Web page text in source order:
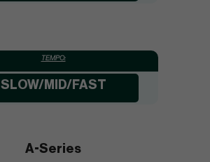
TEMPO:
SLOW/MID/FAST
A-Series